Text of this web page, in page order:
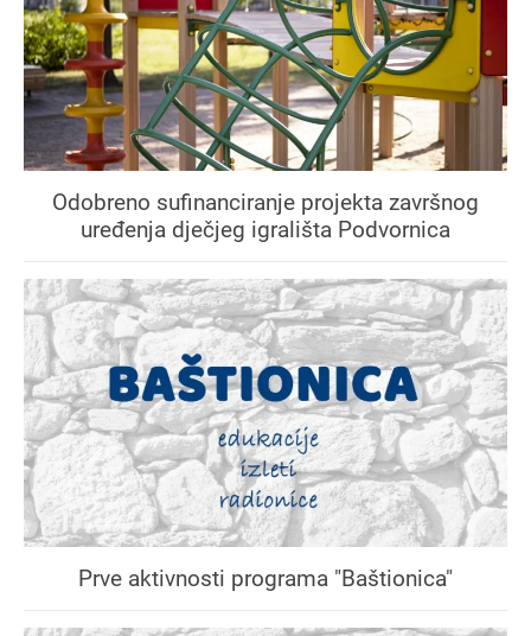
Odobreno sufinanciranje projekta završnog
uređenja dječjeg igrališta Podvornica
Prve aktivnosti programa "Baštionica"